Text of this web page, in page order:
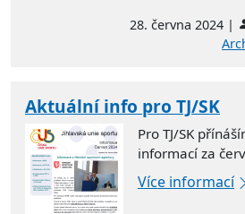
28. června 2024 |
Aktuální info pro TJ/SK
Pro TJ/SK
informací za
Více informací